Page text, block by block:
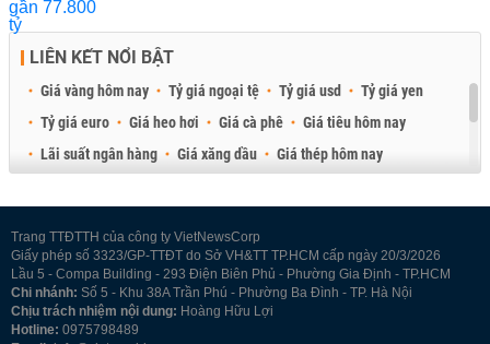
LIÊN KẾT NỔI BẬT
Giá vàng hôm nay Tỷ giá ngoại tệ Tỷ giá usd
Tỷ giá yen
Tỷ giá euro
Giá heo hơi Giá cà phê
Giá tiêu hôm nay
Lãi suất ngân hàng
Giá xăng dầu
Giá thép hôm nay
Trang TTĐTTH của công ty VietNewsCorp
Giấy phép số 3323/GP-TTĐT do Sở VH&TT TP.HCM cấp ngày 20/3/2026
Lầu 5 - Compa Building - 293 Điện Biên Phủ - Phường Gia Định - TP.HCM
Chi nhánh: Số 5 - Khu 38A Trần Phú - Phường Ba Đình - TP. Hà Nội
Chịu trách nhiệm nội dung: Hoàng Hữu Lợi
Hotline: 0975798489